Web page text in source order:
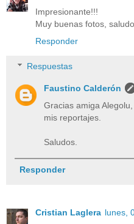
Impresionante!!!
Muy buenas fotos,
Responder
Respuestas
Faustino Calderón
Gracias amiga
mis reportajes.
Saludos.
Responder
Cristian Laglera lunes,